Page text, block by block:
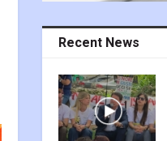
Recent News